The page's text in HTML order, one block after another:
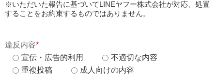
※いただいた報告に基づいてLINEヤフー株式会社が対応、処置
することをお約束するものではありません。
違反内容*
宣伝・広告的利用
不適切な内容
重複投稿
成人向けの内容